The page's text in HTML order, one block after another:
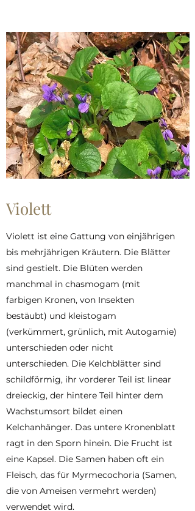
Violett
Violett ist eine Gattung von einjährigen
bis mehrjährigen Kräutern. Die Blätter
sind gestielt. Die Blüten werden
manchmal in chasmogam (mit
farbigen Kronen, von Insekten
bestäubt) und kleistogam
(verkümmert, grünlich, mit Autogamie)
unterschieden oder nicht
unterschieden. Die Kelchblätter sind
schildförmig, ihr vorderer Teil ist linear
dreieckig, der hintere Teil hinter dem
Wachstumsort bildet einen
Kelchanhänger. Das untere Kronenblatt
ragt in den Sporn hinein. Die Frucht ist
eine Kapsel. Die Samen haben oft ein
Fleisch, das für Myrmecochoria (Samen,
die von Ameisen vermehrt werden)
verwendet wird.